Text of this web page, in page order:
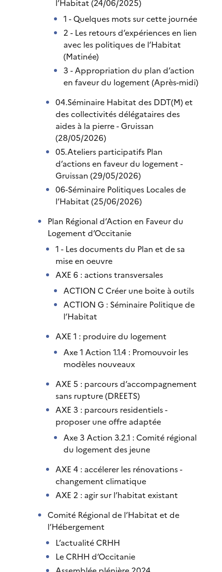
l’Habitat (24/06/2025)
1 - Quelques mots sur cette journée
2 - Les retours d’expériences en lien
avec les politiques de l’Habitat
(Matinée)
3 - Appropriation du plan d’action
en faveur du logement (Après-midi)
04.Séminaire Habitat des DDT(M) et
des collectivités délégataires des
aides à la pierre - Gruissan
(28/05/2026)
05.Ateliers participatifs Plan
d’actions en faveur du logement -
Gruissan (29/05/2026)
06-Séminaire Politiques Locales de
l’Habitat (25/06/2026)
Plan Régional d’Action en Faveur du
Logement d’Occitanie
1 - Les documents du Plan et de sa
mise en oeuvre
AXE 6 : actions transversales
ACTION C Créer une boite à outils
ACTION G : Séminaire Politique de
l’Habitat
AXE 1 : produire du logement
Axe 1 Action 1.1.4 : Promouvoir les
modèles nouveaux
AXE 5 : parcours d’accompagnement
sans rupture (DREETS)
AXE 3 : parcours residentiels -
proposer une offre adaptée
Axe 3 Action 3.2.1 : Comité régional
du logement des jeune
AXE 4 : accélerer les rénovations -
changement climatique
AXE 2 : agir sur l’habitat existant
Comité Régional de l’Habitat et de
l’Hébergement
L’actualité CRHH
Le CRHH d’Occitanie